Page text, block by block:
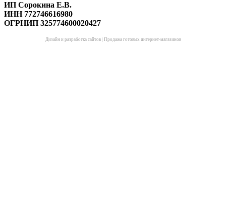
ИП Сорокина Е.В.
ИНН 772746616980
ОГРНИП 325774600020427
Дизайн и разработка сайтов| Продажа готовых интернет-магазинов